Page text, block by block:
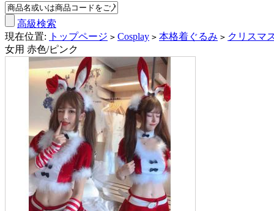
高級検索
現在位置:
トップページ > Cosplay > 本格着ぐるみ > クリスマ
女用 赤色/ピンク